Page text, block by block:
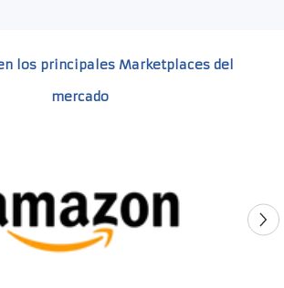
los principales Marketplaces del
mercado